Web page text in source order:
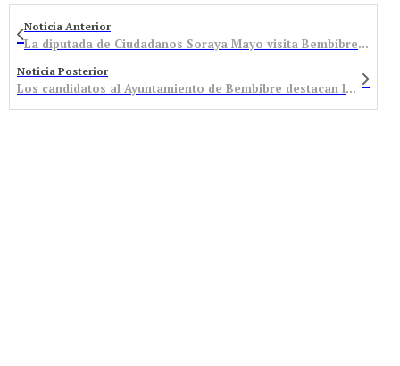
Noticia Anterior
La diputada de Ciudadanos Soraya Mayo visita Bembibre pidiendo un cambio en defensa del empleo y de los emprendedores
Noticia Posterior
Los candidatos al Ayuntamiento de Bembibre destacan lo más relevante de sus propuestas y explican por qué creen que deben darles el voto